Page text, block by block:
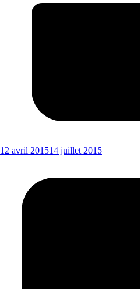
12 avril 201514 juillet 2015